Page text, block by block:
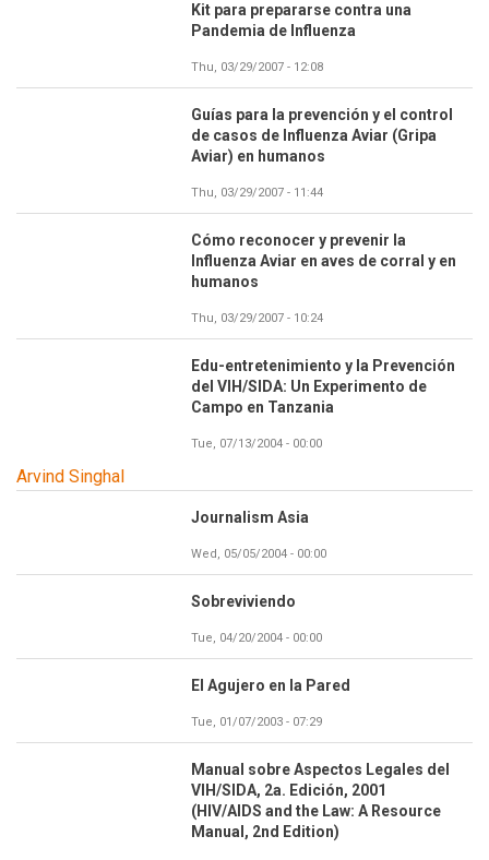
Kit para prepararse contra una
Pandemia de Influenza
Thu, 03/29/2007 - 12:08
Guías para la prevención y el control
de casos de Influenza Aviar (Gripa
Aviar) en humanos
Thu, 03/29/2007 - 11:44
Cómo reconocer y prevenir la
Influenza Aviar en aves de corral y en
humanos
Thu, 03/29/2007 - 10:24
Edu-entretenimiento y la Prevención
del VIH/SIDA: Un Experimento de
Campo en Tanzania
Tue, 07/13/2004 - 00:00
Arvind Singhal
Journalism Asia
Wed, 05/05/2004 - 00:00
Sobreviviendo
Tue, 04/20/2004 - 00:00
El Agujero en la Pared
Tue, 01/07/2003 - 07:29
Manual sobre Aspectos Legales del
VIH/SIDA, 2a. Edición, 2001
(HIV/AIDS and the Law: A Resource
Manual, 2nd Edition)